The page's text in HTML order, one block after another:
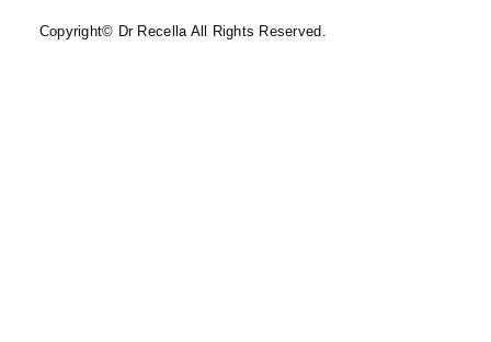
Copyright© Dr Recella All Rights Reserved.